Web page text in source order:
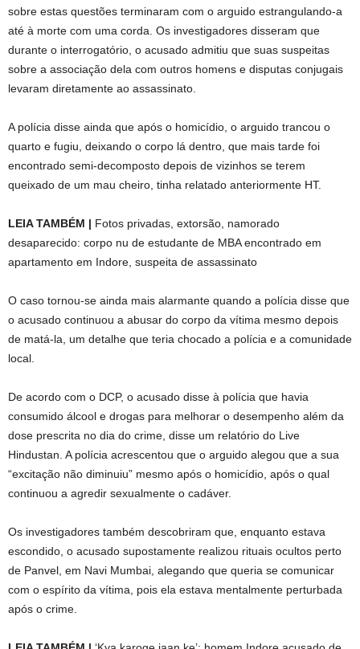
sobre estas questões terminaram com o arguido estrangulando-a
até à morte com uma corda. Os investigadores disseram que
durante o interrogatório, o acusado admitiu que suas suspeitas
sobre a associação dela com outros homens e disputas conjugais
levaram diretamente ao assassinato.
A polícia disse ainda que após o homicídio, o arguido trancou o
quarto e fugiu, deixando o corpo lá dentro, que mais tarde foi
encontrado semi-decomposto depois de vizinhos se terem
queixado de um mau cheiro, tinha relatado anteriormente HT.
LEIA TAMBÉM | Fotos privadas, extorsão, namorado
desaparecido: corpo nu de estudante de MBA encontrado em
apartamento em Indore, suspeita de assassinato
O caso tornou-se ainda mais alarmante quando a polícia disse que
o acusado continuou a abusar do corpo da vítima mesmo depois
de matá-la, um detalhe que teria chocado a polícia e a comunidade
local.
De acordo com o DCP, o acusado disse à polícia que havia
consumido álcool e drogas para melhorar o desempenho além da
dose prescrita no dia do crime, disse um relatório do Live
Hindustan. A polícia acrescentou que o arguido alegou que a sua
“excitação não diminuiu” mesmo após o homicídio, após o qual
continuou a agredir sexualmente o cadáver.
Os investigadores também descobriram que, enquanto estava
escondido, o acusado supostamente realizou rituais ocultos perto
de Panvel, em Navi Mumbai, alegando que queria se comunicar
com o espírito da vítima, pois ela estava mentalmente perturbada
após o crime.